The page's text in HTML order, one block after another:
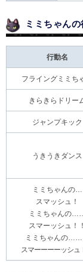
ミミちゃん
行動名
フライングミミち
きらきらドリー
ジャンプキック
うきうきダンス
ミミちゃんの…
スマッシュ！
ミミちゃんの……
スマーッシュ！！
ミミちゃんの
スマーーーーッシュ